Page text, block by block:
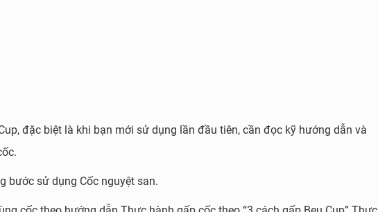
đặc biệt là khi bạn mới sử dụng lần đầu tiên, cần đọc kỹ hướng dẫn và
bước sử dụng Cốc nguyệt san.